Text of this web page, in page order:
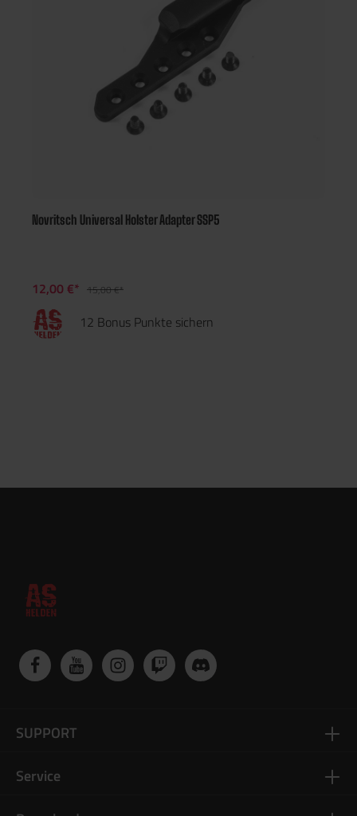
Novritsch Universal Holster Adapter SSP5
12,00 €* 15,00 €*
12 Bonus Punkte sichern
SUPPORT
Service